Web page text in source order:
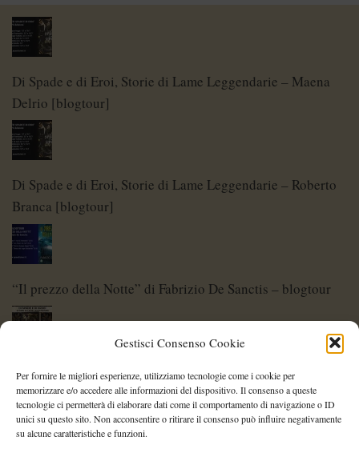
Gestisci Consenso Cookie
Per fornire le migliori esperienze, utilizziamo tecnologie come i cookie per
memorizzare e/o accedere alle informazioni del dispositivo. Il consenso a queste
tecnologie ci permetterà di elaborare dati come il comportamento di navigazione o ID
unici su questo sito. Non acconsentire o ritirare il consenso può influire negativamente
su alcune caratteristiche e funzioni.
Di Spade e di Eroi, Storie di Lame Leggendarie – Maena
Delrio [blogtour]
Di Spade e di Eroi, Storie di Lame Leggendarie – Roberto
Branca [blogtour]
“Il prezzo della Notte” di Fabrizio De Sanctis – blogtour
Di Spade e di Eroi – Storie di Lame Leggendarie